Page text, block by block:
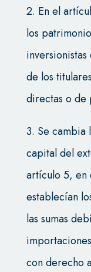
2. En el
los
de los
directas o de
3. Se cambia
capital del
artículo 5, en
establecían
las sumas
con derecho